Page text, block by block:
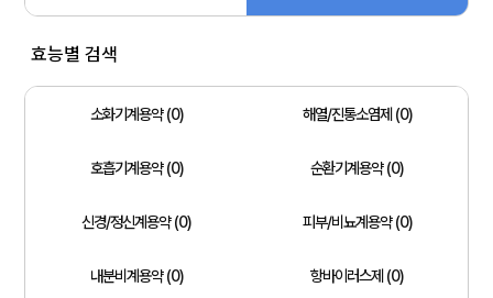
효능별 검색
소화기계용약 (0) 해열/진통소염제 (0)
호흡기계용약 (0) 순환기계용약 (0)
신경/정신계용약 (0) 피부/비뇨계용약 (0)
내분비계용약 (0) 항바이러스제 (0)